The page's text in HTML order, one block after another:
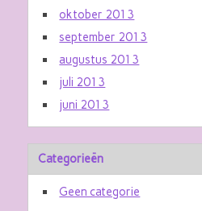
oktober 2013
september 2013
augustus 2013
juli 2013
juni 2013
Categorieën
Geen categorie